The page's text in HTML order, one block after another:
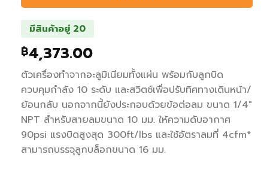
มีสินค้าอยู่ 20
฿4,373.00
ตัวเครื่องทำจากอะลูมิเนียมทั้งแผ่น พร้อมกับลูกบิด
ควบคุมกำลัง 10 ระดับ และสวิตช์เพื่อปรับทิศทางเดินหน้า/
ย้อนกลับ นอกจากนี้ยังประกอบด้วยข้อต่อลม ขนาด 1/4″
NPT สำหรับสายลมขนาด 10 มม. ให้ความดับอากาศ
90psi แรงบิดสูงสุด 300ft/lbs และใช้อัตราลมที่ 4cfm*
สามารถบรรจุลูกบล็อกขนาด 16 มม.